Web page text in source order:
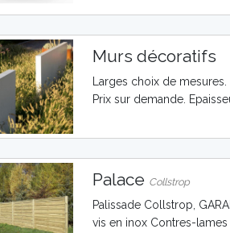
Murs décoratifs
Larges choix de
Prix sur demande.
Palace Collstrop
Palissade Collstrop,
vis en inox Contres-lames :